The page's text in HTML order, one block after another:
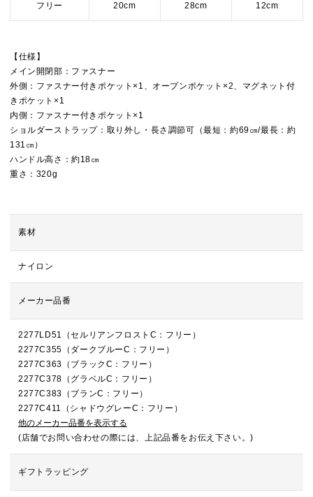
フリー 20cm 28cm 12cm
【仕様】
メイン開閉部：ファスナー
外側：ファスナー付きポケット×1、オープンポケット×2、マグネット付
きポケット×1
内側：ファスナー付きポケット×1
ショルダーストラップ：取り外し・長さ調節可（最短：約69㎝/最長：約
131㎝）
ハンドル高さ：約18㎝
重さ：320g
素材
ナイロン
メーカー品番
2277LD51（セルリアンフロストC：フリー）
2277C355（ダークブルーC：フリー）
2277C363（ブラックC：フリー）
2277C378（グラベルC：フリー）
2277C383（ブランC：フリー）
2277C411（シャドウグレーC：フリー）
他のメーカー品番を表示する
(店舗でお問い合わせの際には、上記品番をお伝え下さい。)
ギフトラッピング